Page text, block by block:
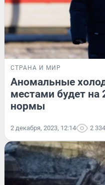
СТРАНА И МИР
Аномальные
местами будет на
нормы
2 декабря, 2023, 12:14 2 334